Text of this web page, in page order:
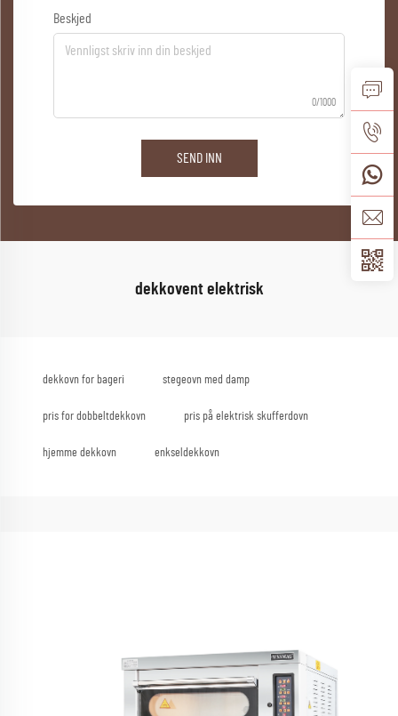
Beskjed
0/1000
SEND INN
dekkovent elektrisk
dekkovn for bageri stegeovn med damp
pris for dobbeltdekkovn pris på elektrisk skufferdovn
hjemme dekkovn enkseldekkovn